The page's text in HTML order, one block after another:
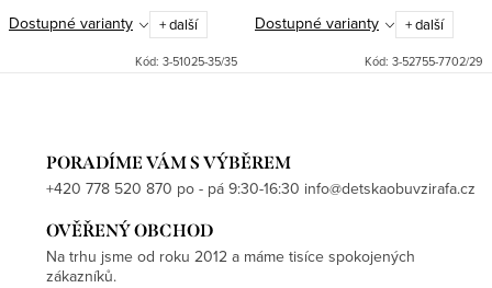
Dostupné varianty
+ další
Kód: 3-51025-35/35
Dostupné varianty
+ další
Kód: 3-52755-7702/29
PORADÍME VÁM S VÝBĚREM
+420 778 520 870 po - pá 9:30-16:30 info@detskaobuvzirafa.cz
OVĚŘENÝ OBCHOD
Na trhu jsme od roku 2012 a máme tisíce spokojených
zákazníků.